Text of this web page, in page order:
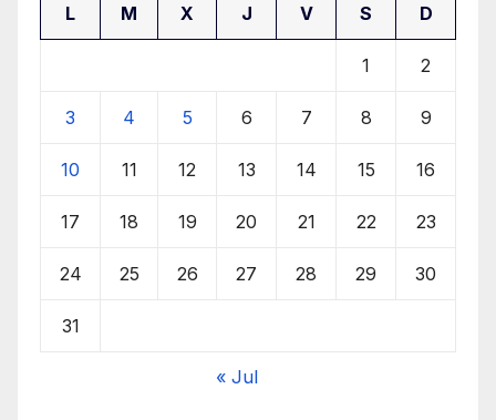
L M X J V S D
1 2
3 4 5 6 7 8 9
10 11 12 13 14 15 16
17 18 19 20 21 22 23
24 25 26 27 28 29 30
31
« Jul